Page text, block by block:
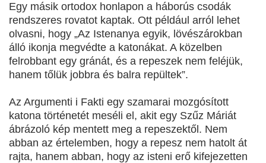
Egy másik ortodox honlapon a háborús csodák
rendszeres rovatot kaptak. Ott például arról lehet
olvasni, hogy „Az Istenanya egyik, lövészárokban
álló ikonja megvédte a katonákat. A közelben
felrobbant egy gránát, és a repeszek nem feléjük,
hanem tőlük jobbra és balra repültek”.
Az Argumenti i Fakti egy szamarai mozgósított
katona történetét meséli el, akit egy Szűz Máriát
ábrázoló kép mentett meg a repeszektől. Nem
abban az értelemben, hogy a repesz nem hatolt át
rajta, hanem abban, hogy az isteni erő kifejezetten